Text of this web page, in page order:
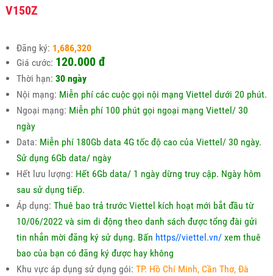
V150Z
Đăng ký: 1,686,320
Giá cước: 120.000 đ
Thời hạn: 30 ngày
Nội mạng: Miễn phí các cuộc gọi nội mạng Viettel dưới 20 phút.
Ngoại mạng: Miễn phí 100 phút gọi ngoại mạng Viettel/ 30
ngày
Data: Miễn phí 180Gb data 4G tốc độ cao của Viettel/ 30 ngày.
Sử dụng 6Gb data/ ngày
Hết lưu lượng: Hết 6Gb data/ 1 ngày dừng truy cập. Ngày hôm
sau sử dụng tiếp.
Áp dụng: Thuê bao trả trước Viettel kích hoạt mới bắt đầu từ
10/06/2022 và sim di động theo danh sách được tổng đài gửi
tin nhắn mời đăng ký sử dụng. Bấn https//viettel.vn/xem thuê
bao của bạn có đăng ký được hay không
Khu vực áp dụng sử dụng gói: TP. Hồ Chí Minh, Cần Thơ, Đà